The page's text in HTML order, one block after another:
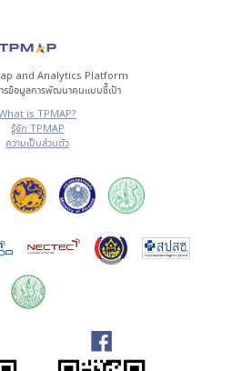
and Analytics Platform
รข้อมูลการพัฒนาคนแบบชี้เป้า
is TPMAP?
รู้จัก TPMAP
ความเป็นส่วนตัว